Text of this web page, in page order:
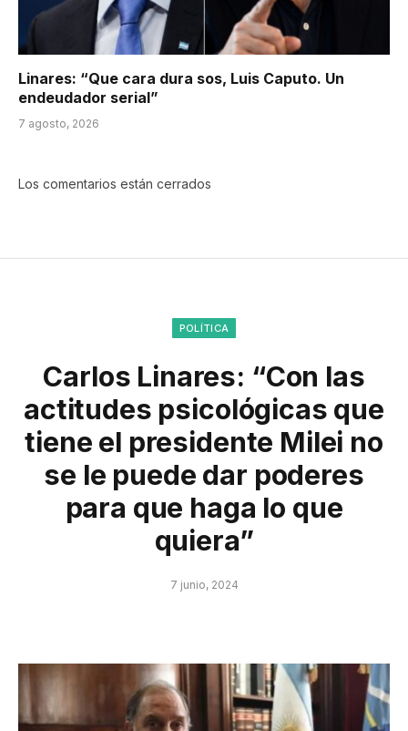
Linares: “Que cara dura sos, Luis Caputo. Un
endeudador serial”
7 agosto, 2026
Los comentarios están cerrados
POLÍTICA
Carlos Linares: “Con las
actitudes psicológicas que
tiene el presidente Milei no
se le puede dar poderes
para que haga lo que
quiera”
7 junio, 2024